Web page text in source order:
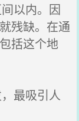
以内。因
残缺。在通
括这个地
最吸引人